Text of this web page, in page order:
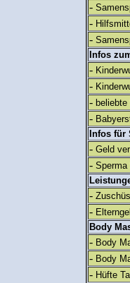
-
-
-
Infos
-
-
-
-
Infos für
- Geld
- Sperma
-
-
Body
- Body
- Body
- Hüfte